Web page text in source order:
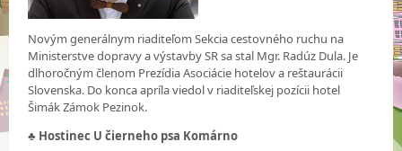
Novým generálnym riaditeľom Sekcia cestovného ruchu na
Ministerstve dopravy a výstavby SR sa stal Mgr. Radúz Dula. Je
dlhoročným členom Prezídia Asociácie hotelov a reštaurácii
Slovenska. Do konca apríla viedol v riaditeľskej pozícii hotel
Šimák Zámok Pezinok.
♣ Hostinec U čierneho psa Komárno